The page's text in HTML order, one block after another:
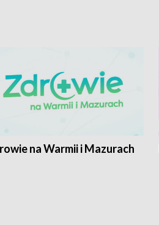
na Warmii i Mazurach